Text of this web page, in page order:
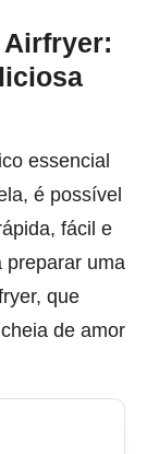
Airfryer:
essencial
é possível
fácil e
preparar uma
que
de amor